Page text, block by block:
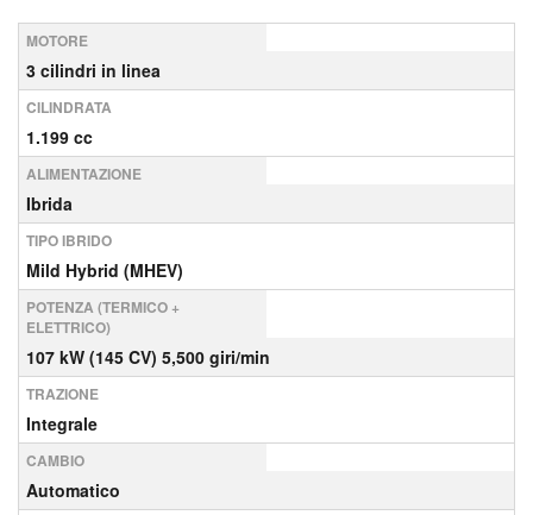
MOTORE
3 cilindri in linea
CILINDRATA
1.199 cc
ALIMENTAZIONE
Ibrida
TIPO IBRIDO
Mild Hybrid (MHEV)
POTENZA (TERMICO +
ELETTRICO)
107 kW (145 CV) 5,500 giri/min
TRAZIONE
Integrale
CAMBIO
Automatico